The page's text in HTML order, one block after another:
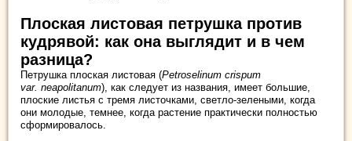
Плоская листовая петрушка против
кудрявой: как она выглядит и в чем
разница?
Петрушка плоская листовая (Petroselinum crispum
var. neapolitanum), как следует из названия, имеет большие,
плоские листья с тремя листочками, светло-зелеными, когда
они молодые, темнее, когда растение практически полностью
сформировалось.